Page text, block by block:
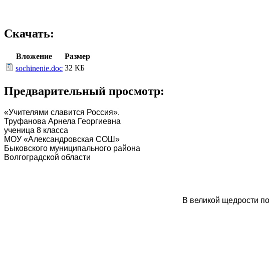
Скачать:
Вложение
Размер
sochinenie.doc 32 КБ
Предварительный просмотр:
«Учителями славится Россия».
Труфанова Арнела Георгиевна
ученица 8 класса
МОУ «Александровская СОШ»
Быковского муниципального района
Волгоградской области
Во
В великой щедрости
В